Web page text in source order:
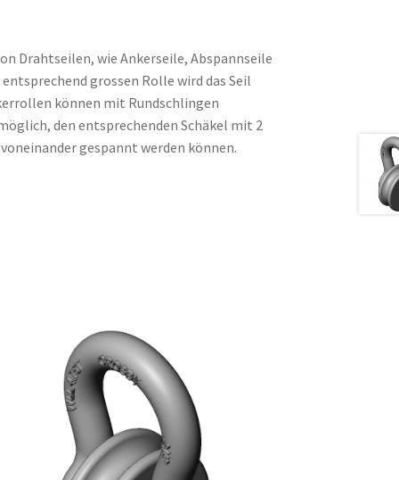
Drahtseilen, wie Ankerseile, Abspannseile
grossen Rolle wird das Seil
können mit Rundschlingen
den entsprechenden Schäkel mit 2
gespannt werden können.